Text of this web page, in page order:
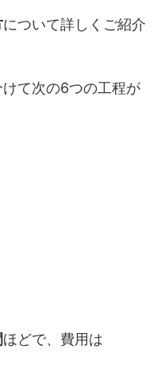
について詳しくご紹介
て次の6つの工程が
ほどで、費用は